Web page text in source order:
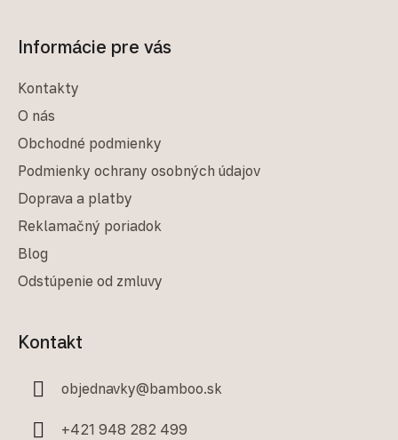
Informácie pre vás
Kontakty
O nás
Obchodné podmienky
Podmienky ochrany osobných údajov
Doprava a platby
Reklamačný poriadok
Blog
Odstúpenie od zmluvy
Kontakt
objednavky@bamboo.sk
+421 948 282 499